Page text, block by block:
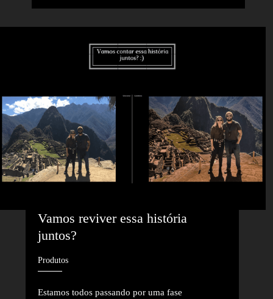
Vamos reviver essa história
juntos?
Produtos
Estamos todos passando por uma fase